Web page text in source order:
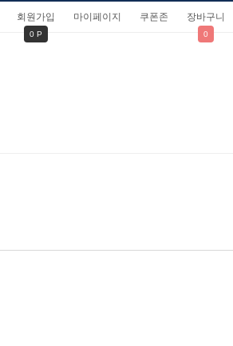
회원가입
0 P
마이페이지 쿠폰존 장바구니
0